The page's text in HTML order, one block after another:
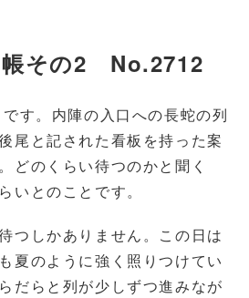
帳その2 No.2712
す。内陣の入口への長蛇の列
尾と記された看板を持った案
どのくらい待つのかと聞く
いとのことです。
つしかありません。この日は
夏のように強く照りつけてい
だらと列が少しずつ進みなが